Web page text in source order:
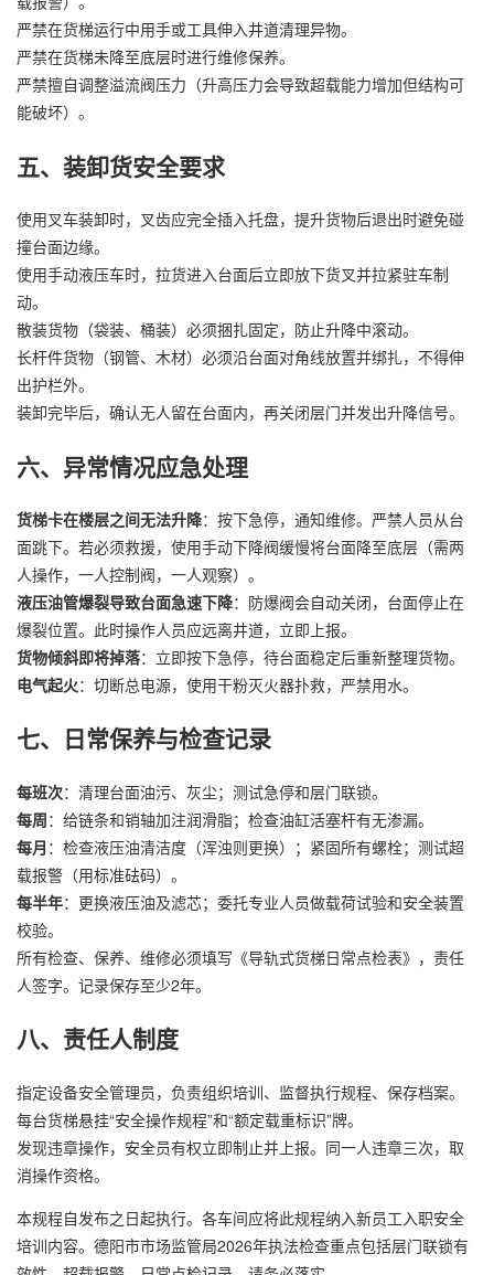
严禁在货梯运行中用手或工具伸入井道清理异物。
严禁在货梯未降至底层时进行维修保养。
严禁擅自调整溢流阀压力（升高压力会导致超载能力增加但结构可
能破坏）。
五、装卸货安全要求
使用叉车装卸时，叉齿应完全插入托盘，提升货物后退出时避免碰
撞台面边缘。
使用手动液压车时，拉货进入台面后立即放下货叉并拉紧驻车制
动。
散装货物（袋装、桶装）必须捆扎固定，防止升降中滚动。
长杆件货物（钢管、木材）必须沿台面对角线放置并绑扎，不得伸
出护栏外。
装卸完毕后，确认无人留在台面内，再关闭层门并发出升降信号。
六、异常情况应急处理
货梯卡在楼层之间无法升降：按下急停，通知维修。严禁人员从台
面跳下。若必须救援，使用手动下降阀缓慢将台面降至底层（需两
人操作，一人控制阀，一人观察）。
液压油管爆裂导致台面急速下降：防爆阀会自动关闭，台面停止在
爆裂位置。此时操作人员应远离井道，立即上报。
货物倾斜即将掉落：立即按下急停，待台面稳定后重新整理货物。
电气起火：切断总电源，使用干粉灭火器扑救，严禁用水。
七、日常保养与检查记录
每班次：清理台面油污、灰尘；测试急停和层门联锁。
每周：给链条和销轴加注润滑脂；检查油缸活塞杆有无渗漏。
每月 ：检查液压油清洁度（浑浊则更换）；紧固所有螺栓；测试超
载报警（用标准砝码）。
每半年：更换液压油及滤芯；委托专业人员做载荷试验和安全装置
校验。
所有检查、保养、维修必须填写《导轨式货梯日常点检表》，责任
人签字。记录保存至少2年。
八、责任人制度
指定设备安全管理员，负责组织培训、监督执行规程、保存档案。
每台货梯悬挂“安全操作规程”和“额定载重标识”牌。
发现违章操作，安全员有权立即制止并上报。同一人违章三次，取
消操作资格。
本规程自发布之日起执行。各车间应将此规程纳入新员工入职安全
培训内容。德阳市市场监管局2026年执法检查重点包括层门联锁有